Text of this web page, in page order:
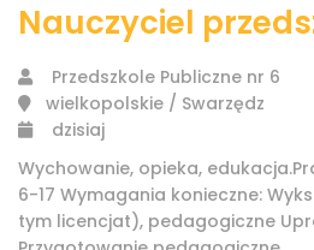
Nauczyciel
Przedszkole Publiczne nr 6
wielkopolskie / Swarzędz
dzisiaj
Wychowanie, opieka,
6-17 Wymagania konieczne:
tym licencjat), pedagogiczne